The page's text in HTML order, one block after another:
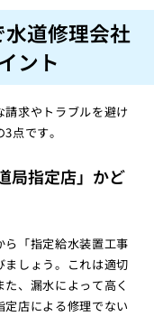
道修理会社
ント
求やトラブルを避け
点です。
局指定店」かど
「指定給水装置工事
しょう。これは適切
、漏水によって高く
店による修理でない